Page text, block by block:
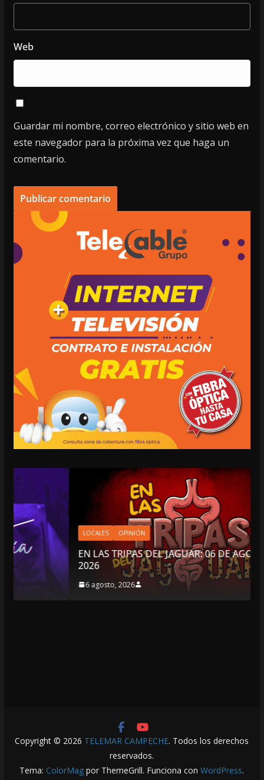
Web
Guardar mi nombre, correo electrónico y sitio web en
este navegador para la próxima vez que haga un
comentario.
LOCALES OPINIÓN
EN LAS TRIPAS DEL JAGUAR: 06 DE AGOSTO DE
2026
6 agosto, 2026
Copyright © 2026 TELEMAR CAMPECHE. Todos los derechos
reservados.
Tema: ColorMag por ThemeGrill. Funciona conWordPress.